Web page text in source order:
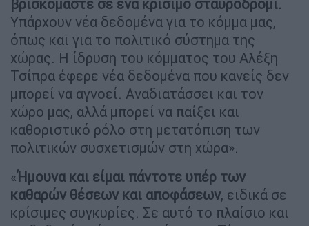
βρισκόμαστε σε ένα κρίσιμο σταυροδρόμι.
Υπάρχουν νέα δεδομένα για το κόμμα μας,
όπως και για το πολιτικό σύστημα της
χώρας. Η ίδρυση του κόμματος του Αλέξη
Τσίπρα έφερε νέα δεδομένα που κανείς δεν
μπορεί να αγνοεί. Αναδιατάσσει και τον
χώρο μας, αλλά μπορεί να παίξει και
καθοριστικό ρόλο στη μετατόπιση των
πολιτικών συσχετισμών στη χώρα».
«Ήμουνα και είμαι πάντοτε υπέρ των
καθαρών θέσεων και αποφάσεων, ειδικά σε
κρίσιμες συγκυρίες. Σε αυτό το πλαίσιο και